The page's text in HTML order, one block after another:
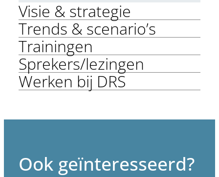
Visie & strategie
Trends & scenario’s
Trainingen
Sprekers/lezingen
Werken bij DRS
Ook geïnteresseerd?